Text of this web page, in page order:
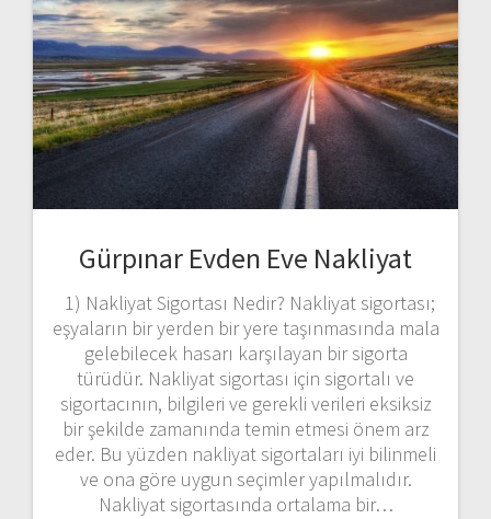
Gürpınar Evden Eve Nakliyat
1) Nakliyat Sigortası Nedir? Nakliyat sigortası;
eşyaların bir yerden bir yere taşınmasında mala
gelebilecek hasarı karşılayan bir sigorta
türüdür. Nakliyat sigortası için sigortalı ve
sigortacının, bilgileri ve gerekli verileri eksiksiz
bir şekilde zamanında temin etmesi önem arz
eder. Bu yüzden nakliyat sigortaları iyi bilinmeli
ve ona göre uygun seçimler yapılmalıdır.
Nakliyat sigortasında ortalama bir…